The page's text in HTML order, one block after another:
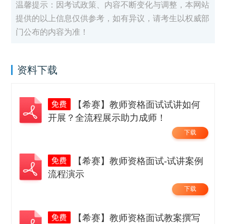
温馨提示：因考试政策、内容不断变化与调整，本网站
提供的以上信息仅供参考，如有异议，请考生以权威部
门公布的内容为准！
资料下载
【希赛】教师资格面试试讲如何
开展？全流程展示助力成师！
下载
【希赛】教师资格面试-试讲案例
流程演示
下载
【希赛】教师资格面试教案撰写